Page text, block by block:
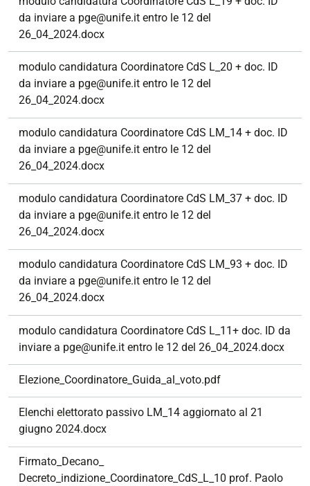
da inviare a pge@unife.it entro le 12 del
26_04_2024.docx
modulo candidatura Coordinatore CdS L_20 + doc. ID
da inviare a pge@unife.it entro le 12 del
26_04_2024.docx
modulo candidatura Coordinatore CdS LM_14 + doc. ID
da inviare a pge@unife.it entro le 12 del
26_04_2024.docx
modulo candidatura Coordinatore CdS LM_37 + doc. ID
da inviare a pge@unife.it entro le 12 del
26_04_2024.docx
modulo candidatura Coordinatore CdS LM_93 + doc. ID
da inviare a pge@unife.it entro le 12 del
26_04_2024.docx
modulo candidatura Coordinatore CdS L_11+ doc. ID da
inviare a pge@unife.it entro le 12 del 26_04_2024.docx
Elezione_Coordinatore_Guida_al_voto.pdf
Elenchi elettorato passivo LM_14 aggiornato al 21
giugno 2024.docx
Firmato_Decano_
Decreto_indizione_Coordinatore_CdS_L_10 prof. Paolo